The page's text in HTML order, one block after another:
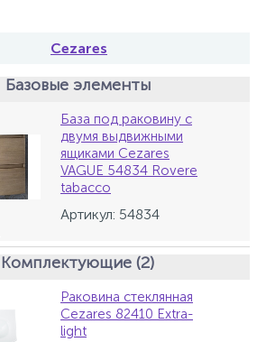
Cezares
Базовые элементы
База под раковину с
двумя выдвижными
ящиками Cezares
VAGUE 54834 Rovere
tabacco
Артикул: 54834
Комплектующие (2)
Раковина стеклянная
Cezares 82410 Extra-
light